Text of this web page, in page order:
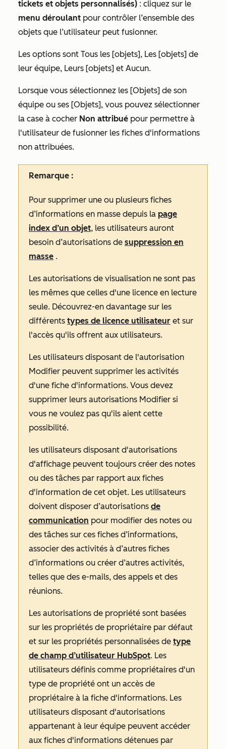
tickets et objets personnalisés) : cliquez sur le
menu déroulant pour contrôler l’ensemble des
objets que l’utilisateur peut fusionner.
Les options sont Tous les [objets], Les [objets] de
leur équipe, Leurs [objets] et Aucun.
Lorsque vous sélectionnez les [Objets] de son
équipe ou ses [Objets], vous pouvez sélectionner
la case à cocher Non attribué pour permettre à
l'utilisateur de fusionner les fiches d'informations
non attribuées.
Remarque :
Pour supprimer une ou plusieurs fiches
d’informations en masse depuis la page
index d’un objet, les utilisateurs auront
besoin d’autorisations de suppression en
masse .
Les autorisations de visualisation ne sont pas
les mêmes que celles d'une licence en lecture
seule. Découvrez-en davantage sur les
différents types de licence utilisateur et sur
l'accès qu'ils offrent aux utilisateurs.
Les utilisateurs disposant de l'autorisation
Modifier peuvent supprimer les activités
d'une fiche d'informations. Vous devez
supprimer leurs autorisations Modifier si
vous ne voulez pas qu'ils aient cette
possibilité.
les utilisateurs disposant d'autorisations
d'affichage peuvent toujours créer des notes
ou des tâches par rapport aux fiches
d'information de cet objet. Les utilisateurs
doivent disposer d’autorisations de
communication pour modifier des notes ou
des tâches sur ces fiches d’informations,
associer des activités à d’autres fiches
d’informations ou créer d’autres activités,
telles que des e-mails, des appels et des
réunions.
Les autorisations de propriété sont basées
sur les propriétés de propriétaire par défaut
et sur les propriétés personnalisées de type
de champ d’utilisateur HubSpot. Les
utilisateurs définis comme propriétaires d'un
type de propriété ont un accès de
propriétaire à la fiche d'informations. Les
utilisateurs disposant d'autorisations
appartenant à leur équipe peuvent accéder
aux fiches d'informations détenues par